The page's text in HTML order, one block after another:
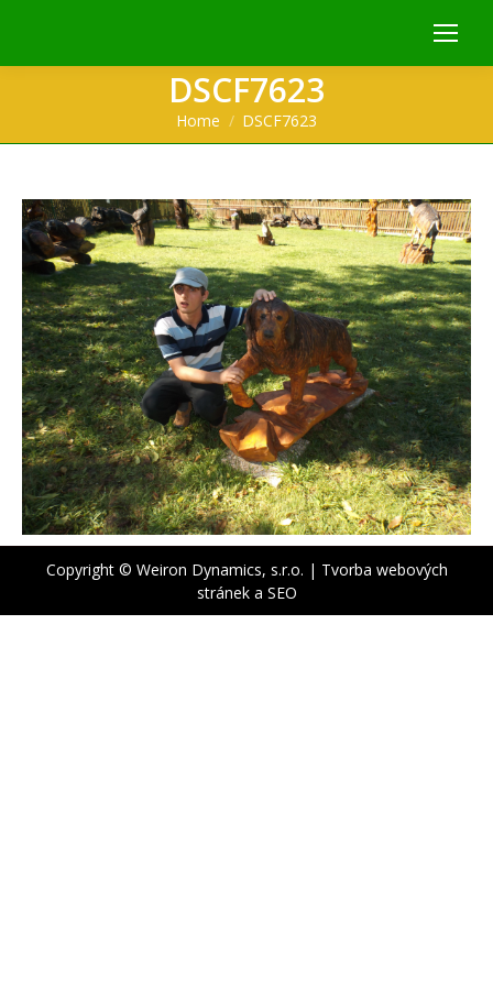
DSCF7623
You are here:
Home DSCF7623
Copyright © Weiron Dynamics, s.r.o. | Tvorba webových
stráneka SEO